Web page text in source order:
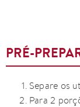
PRÉ-
Separe os
Para 2